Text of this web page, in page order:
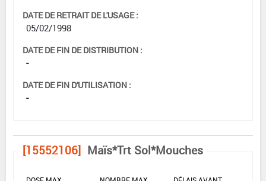
DATE DE RETRAIT DE L'USAGE :
05/02/1998
DATE DE FIN DE DISTRIBUTION :
-
DATE DE FIN D'UTILISATION :
-
[15552106] Maïs*Trt Sol*Mouches